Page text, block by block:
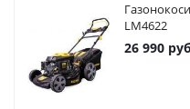
LM4622
26 990